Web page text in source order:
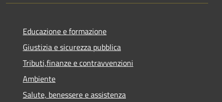
Educazione e formazione
Giustizia e sicurezza pubblica
Tributi,finanze e contravvenzioni
Ambiente
Salute, benessere e assistenza